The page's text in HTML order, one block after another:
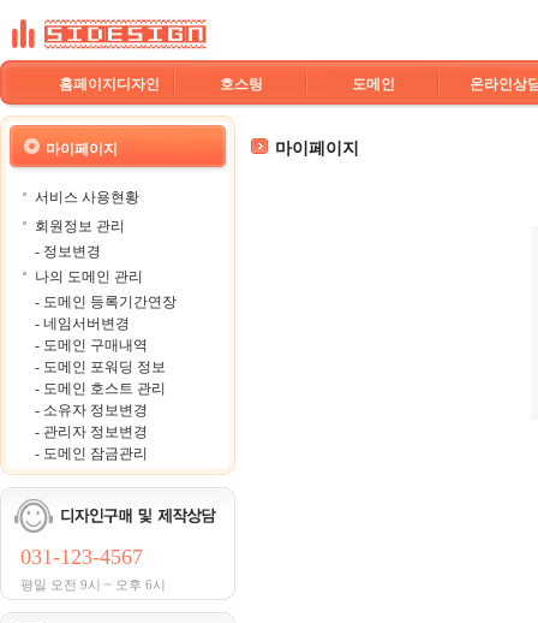
홈페이지디자인 호스팅 도메인 온라인상
마이페이지
서비스 사용현황
회원정보 관리
- 정보변경
나의 도메인 관리
- 도메인 등록기간연장
- 네임서버변경
- 도메인 구매내역
- 도메인 포워딩 정보
- 도메인 호스트 관리
- 소유자 정보변경
- 관리자 정보변경
- 도메인 잠금관리
031-123-4567
평일 오전 9시 ~ 오후 6시
마이페이지